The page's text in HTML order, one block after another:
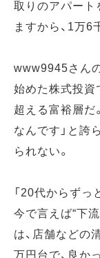
取りのアパート
ますから、1万6
www9945さん
始めた株式投資
超える富裕層だ
なんです」と誇
られない。
「20代からず
今で言えば“下
は、店舗などの
万円台で、良か